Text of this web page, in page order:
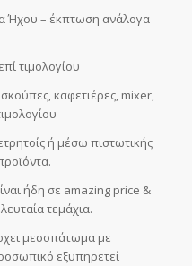
Ήχου – έκπτωση ανάλογα
τιμολογίου
καφετιέρες, mixer,
ή μέσω πιστωτικής
ήδη σε amazing price &
τεμάχια.
μεσοπάτωμα με
εξυπηρετεί